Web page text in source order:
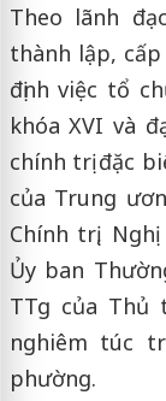
Theo lãnh
thành lập,
định việc tổ
khóa XVI và
chính trị đặc
của Trung
Chính trị,
Ủy ban
TTg của Thủ
nghiêm túc
phường.